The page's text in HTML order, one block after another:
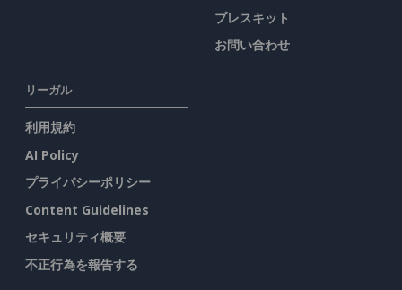
プレスキット
お問い合わせ
リーガル
利用規約
AI Policy
プライバシーポリシー
Content Guidelines
セキュリティ概要
不正行為を報告する